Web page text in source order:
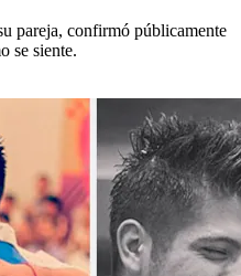
pareja, confirmó públicamente
se siente.